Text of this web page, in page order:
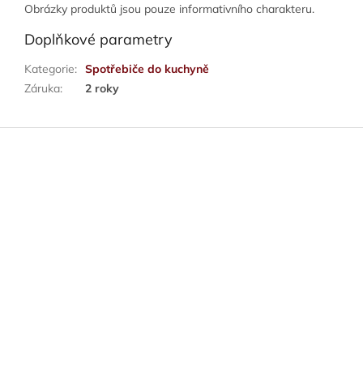
Obrázky produktů jsou pouze informativního charakteru.
Doplňkové parametry
Kategorie: Spotřebiče do kuchyně
Záruka: 2 roky
Z